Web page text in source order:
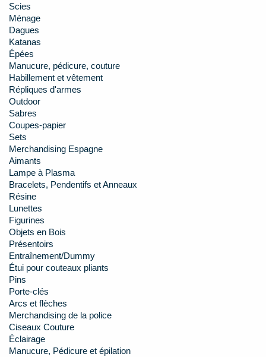
Scies
Ménage
Dagues
Katanas
Épées
Manucure, pédicure, couture
Habillement et vêtement
Répliques d'armes
Outdoor
Sabres
Coupes-papier
Sets
Merchandising Espagne
Aimants
Lampe à Plasma
Bracelets, Pendentifs et Anneaux
Résine
Lunettes
Figurines
Objets en Bois
Présentoirs
Entraînement/Dummy
Étui pour couteaux pliants
Pins
Porte-clés
Arcs et flèches
Merchandising de la police
Ciseaux Couture
Éclairage
Manucure, Pédicure et épilation